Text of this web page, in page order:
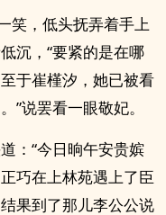
笑，低头抚弄着手上
沉，“要紧的是在哪
于崔槿汐，她已被看
”说罢看一眼敬妃。
：“今日晌午安贵嫔
巧在上林苑遇上了臣
果到了那儿李公公说